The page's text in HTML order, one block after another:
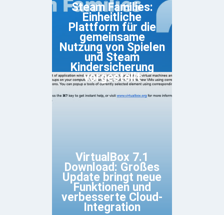
Steam Families:
Einheitliche
Plattform für die
gemeinsame
Nutzung von Spielen
und Steam
Kindersicherung
vorgestellt
VirtualBox 7.1
Download: Großes
Update bringt neue
Funktionen und
verbesserte Cloud-
Integration